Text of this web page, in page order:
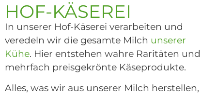
HOF-KÄSEREI
In unserer Hof-Käserei verarbeiten und
veredeln wir die gesamte Milch unserer
Kühe. Hier entstehen wahre Raritäten und
mehrfach preisgekrönte Käseprodukte.
Alles, was wir aus unserer Milch herstellen,